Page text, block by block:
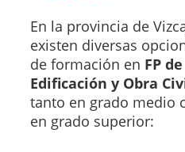
En la provincia de
existen diversas
de formación en FP de
Edificación y Obra
tanto en grado medio
en grado superior: